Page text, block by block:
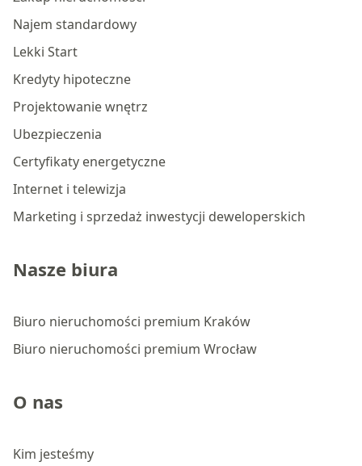
Najem standardowy
Lekki Start
Kredyty hipoteczne
Projektowanie wnętrz
Ubezpieczenia
Certyfikaty energetyczne
Internet i telewizja
Marketing i sprzedaż inwestycji deweloperskich
Nasze biura
Biuro nieruchomości premium Kraków
Biuro nieruchomości premium Wrocław
O nas
Kim jesteśmy